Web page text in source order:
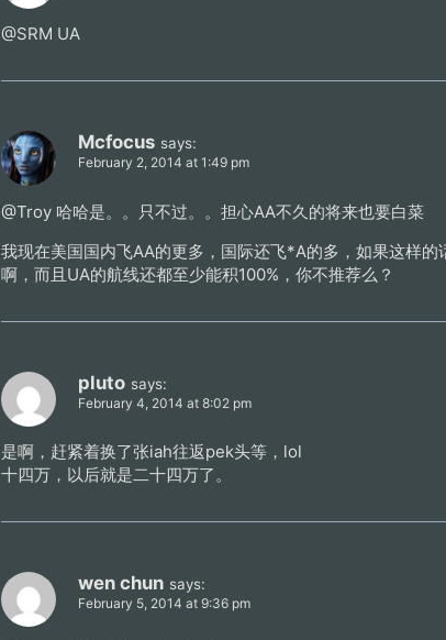
@SRM UA
Mcfocus says:
February 2, 2014 at 1:49 pm
@Troy 哈哈是。。只不过。。担心AA不久的将来也要白菜
我现在美国国内飞AA的更多，国际还飞*A的多，如果这样
啊，而且UA的航线还都至少能积100%，你不推荐么？
pluto says:
February 4, 2014 at 8:02 pm
是啊，赶紧着换了张iah往返pek头等，lol
十四万，以后就是二十四万了。
wen chun says:
February 5, 2014 at 9:36 pm